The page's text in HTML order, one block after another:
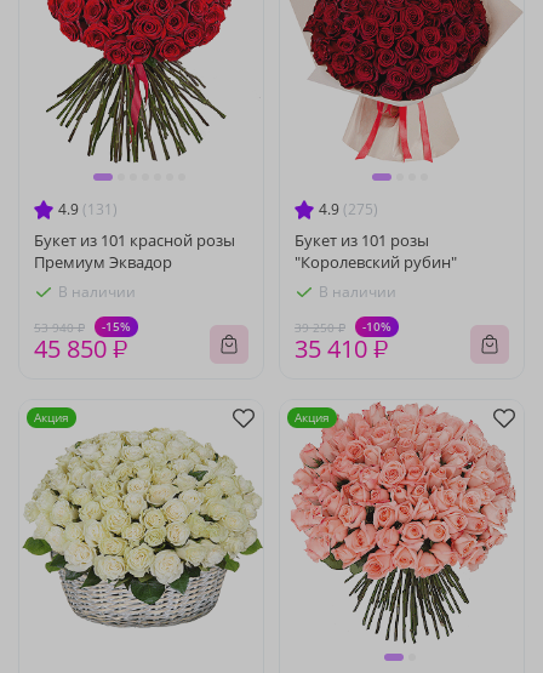
4.9 (131)
Букет из 101 красной розы
Премиум Эквадор
В наличии
53 940 ₽ -15%
45 850 ₽
4.9 (275)
Букет из 101 розы
"Королевский рубин"
В наличии
39 250 ₽ -10%
35 410 ₽
Акция Акция